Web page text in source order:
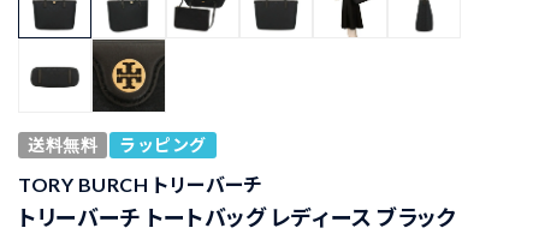
送料無料 ラッピング
TORY BURCH トリーバーチ
トリーバーチ トートバッグ レディース ブラック